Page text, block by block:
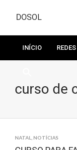
DOSOL
INÍCIO
curso de
NATAL NOTÍCIAS